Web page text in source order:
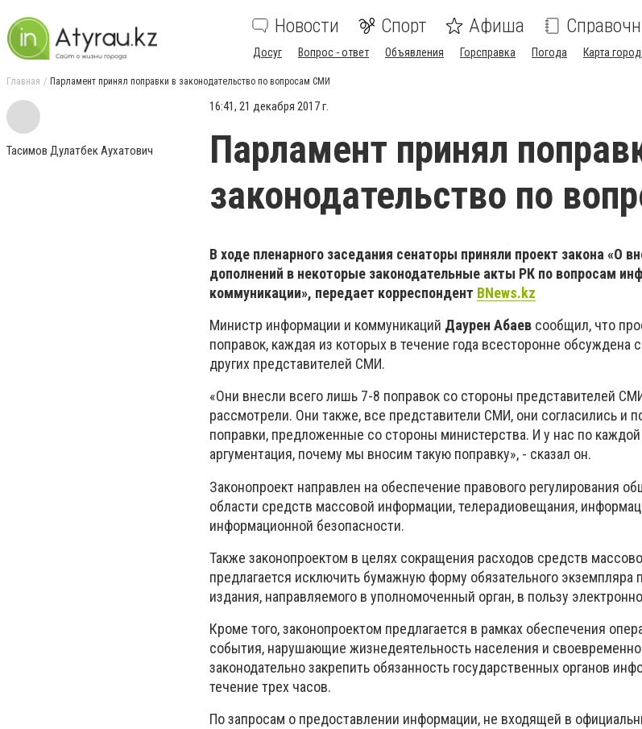
Новости Спорт Афиша
Досуг Вопрос - ответ Объявления Горсправка Погода Карта
Главная Парламент принял поправки в законодательство по вопросам СМИ
Тасимов Дулатбек Аухатович
16:41, 21 декабря 2017 г.
Парламент принял
законодательство по
В ходе пленарного заседания сенаторы приняли проект закона «О
дополнений в некоторые законодательные акты РК по вопросам
коммуникации», передает корреспондент BNews.kz
Министр информации и коммуникаций Даурен Абаев сообщил, что
поправок, каждая из которых в течение года всесторонне обсуждена
других представителей СМИ.
«Они внесли всего лишь 7-8 поправок со стороны представителей
рассмотрели. Они также, все представители СМИ, они согласились и
поправки, предложенные со стороны министерства. И у нас по
аргументация, почему мы вносим такую поправку», - сказал он.
Законопроект направлен на обеспечение правового регулирования
области средств массовой информации, телерадиовещания,
информационной безопасности.
Также законопроектом в целях сокращения расходов средств
предлагается исключить бумажную форму обязательного экземпляра
издания, направляемого в уполномоченный орган, в пользу
Кроме того, законопроектом предлагается в рамках обеспечения
события, нарушающие жизнедеятельность населения и
законодательно закрепить обязанность государственных органов
течение трех часов.
По запросам о предоставлении информации, не входящей в